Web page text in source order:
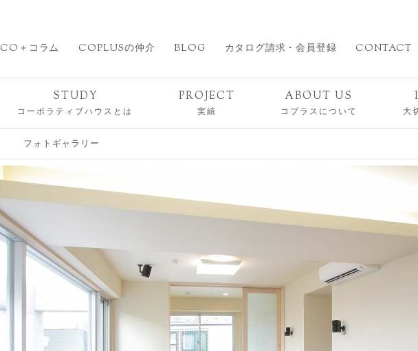
CO＋コラム COPLUSの仲介 BLOG カタログ請求・会員登録 CONTACT
フォトギャラリー
STUDY
コーポラティブハウスとは
PROJECT
実績
ABOUT US
コプラスについて 大